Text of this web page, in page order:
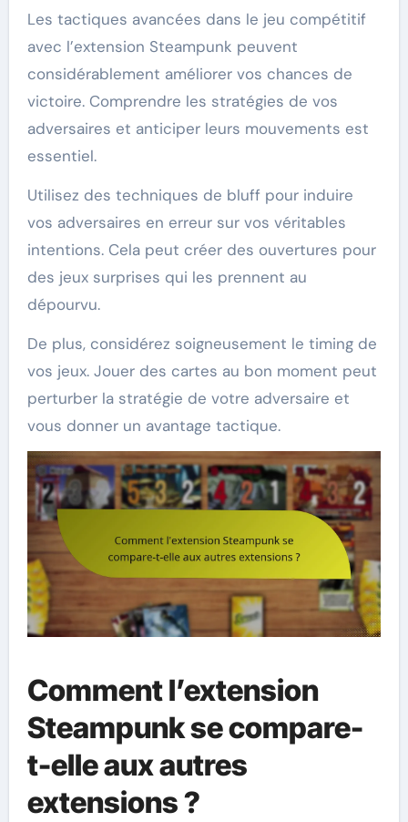
Les tactiques avancées dans le jeu compétitif
avec l’extension Steampunk peuvent
considérablement améliorer vos chances de
victoire. Comprendre les stratégies de vos
adversaires et anticiper leurs mouvements est
essentiel.
Utilisez des techniques de bluff pour induire
vos adversaires en erreur sur vos véritables
intentions. Cela peut créer des ouvertures pour
des jeux surprises qui les prennent au
dépourvu.
De plus, considérez soigneusement le timing de
vos jeux. Jouer des cartes au bon moment peut
perturber la stratégie de votre adversaire et
vous donner un avantage tactique.
Comment l’extension
Steampunk se compare-
t-elle aux autres
extensions ?